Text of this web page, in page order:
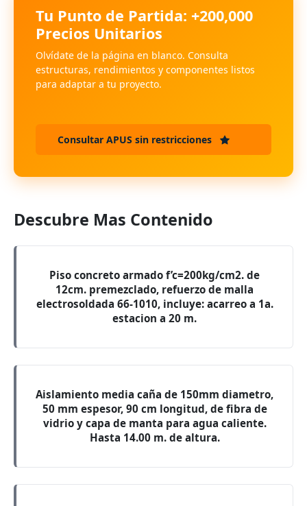
Tu Punto de Partida: +200,000
Precios Unitarios
Olvídate de la página en blanco. Consulta
estructuras, rendimientos y componentes listos
para adaptar a tu proyecto.
Consultar APUS sin restricciones
Descubre Mas Contenido
Piso concreto armado f’c=200kg/cm2. de
12cm. premezclado, refuerzo de malla
electrosoldada 66-1010, incluye: acarreo a 1a.
estacion a 20 m.
Aislamiento media caña de 150mm diametro,
50 mm espesor, 90 cm longitud, de fibra de
vidrio y capa de manta para agua caliente.
Hasta 14.00 m. de altura.